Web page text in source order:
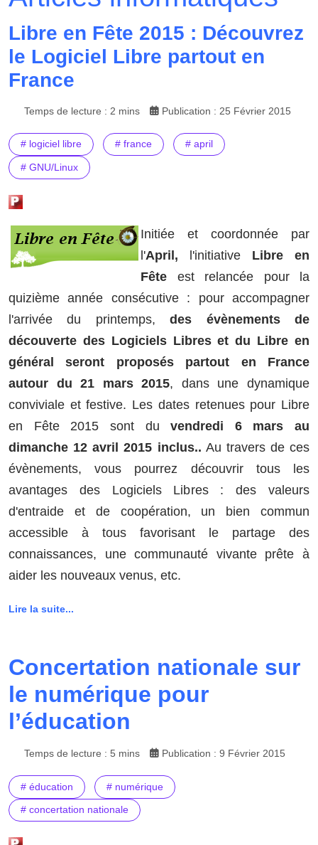
Libre en Fête 2015 : Découvrez
le Logiciel Libre partout en
France
Temps de lecture : 2 mins Publication : 25 Février 2015
# logiciel libre # france # april
# GNU/Linux
Initiée et coordonnée par
l'April, l'initiative Libre en
Fête est relancée pour la
quizième année consécutive : pour accompagner
l'arrivée du printemps,des évènements de
découverte des Logiciels Libres et du Libre en
général seront proposés partout en France
autour du 21 mars 2015, dans une dynamique
conviviale et festive. Les dates retenues pour Libre
en Fête 2015 sont duvendredi 6 mars au
dimanche 12 avril 2015 inclus.. Au travers de ces
évènements, vous pourrez découvrir tous les
avantages des Logiciels Libres : des valeurs
d'entraide et de coopération, un bien commun
accessible à tous favorisant le partage des
connaissances, une communauté vivante prête à
aider les nouveaux venus, etc.
Lire la suite...
Concertation nationale sur
le numérique pour
l’éducation
Temps de lecture : 5 mins Publication : 9 Février 2015
# éducation # numérique
# concertation nationale